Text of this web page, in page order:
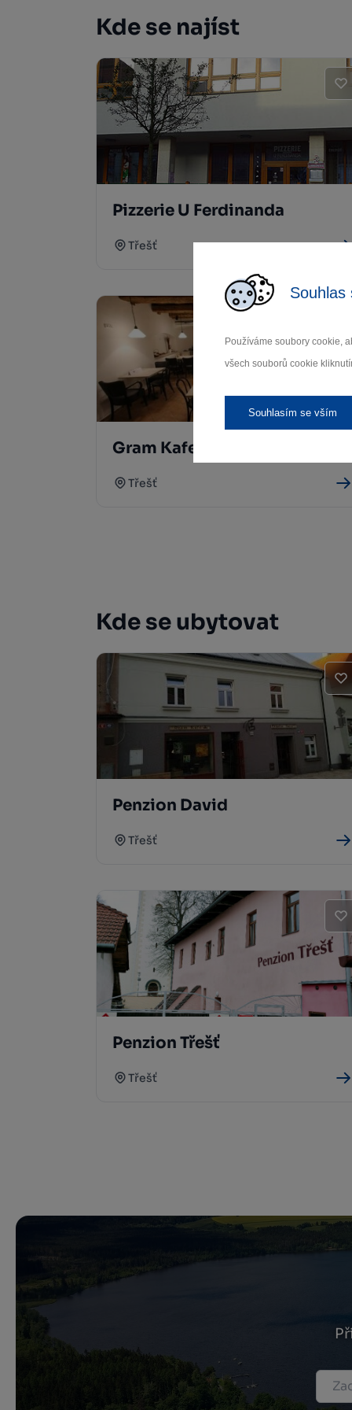
Souhlas
Používáme soubory cookie,
všech souborů cookie
Souhlasím se vším
Kde se najíst
Pizzerie U Ferdinanda
Třešť
Gram Kafe
Třešť
Kde se ubytovat
Penzion David
Třešť
Penzion Třešť
Třešť